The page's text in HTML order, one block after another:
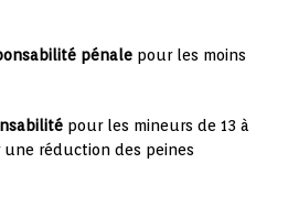
pénale pour les moins
pour les mineurs de 13 à
réduction des peines